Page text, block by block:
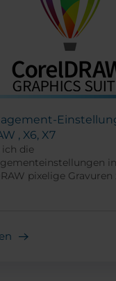
, X6, X7
ich die
pixelige